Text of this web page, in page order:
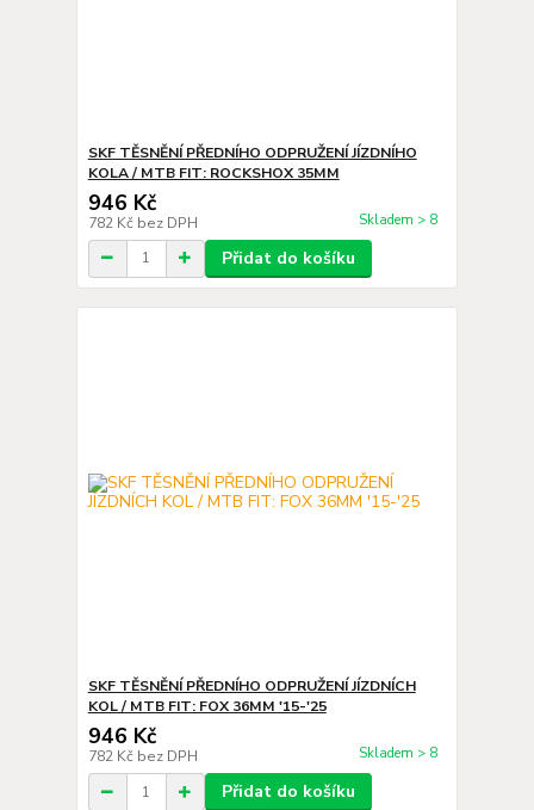
SKF TĚSNĚNÍ PŘEDNÍHO ODPRUŽENÍ JÍZDNÍHO
KOLA / MTB FIT: ROCKSHOX 35MM
946 Kč
782 Kč bez DPH Skladem > 8
Přidat do košíku
SKF TĚSNĚNÍ PŘEDNÍHO ODPRUŽENÍ JÍZDNÍCH
KOL / MTB FIT: FOX 36MM '15-'25
946 Kč
782 Kč bez DPH Skladem > 8
Přidat do košíku